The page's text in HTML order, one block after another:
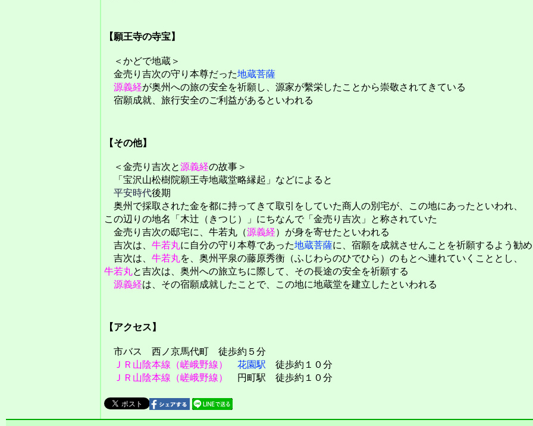
【願王寺の寺宝】
＜かどで地蔵＞
金売り吉次の守り本尊だった地蔵菩薩
源義経が奥州への旅の安全を祈願し、源家が繫栄したことから崇敬されてきている
宿願成就、旅行安全のご利益があるといわれる
【その他】
＜金売り吉次と源義経の故事＞
「宝沢山松樹院願王寺地蔵堂略縁起」などによると
平安時代後期
奥州で採取された金を都に持ってきて取引をしていた商人の別宅が、この地にあったといわれ、
この辺りの地名「木辻（きつじ）」にちなんで「金売り吉次」と称されていた
金売り吉次の邸宅に、牛若丸（源義経）が身を寄せたといわれる
吉次は、 牛若丸に自分の守り本尊であった地蔵菩薩に、宿願を成就させんことを祈願するよう勧
吉次は、 牛若丸を、奥州平泉の藤原秀衡（ふじわらのひでひら）のもとへ連れていくこととし、
牛若丸と吉次は、奥州への旅立ちに際して、その長途の安全を祈願する
源義経は、その宿願成就したことで、この地に地蔵堂を建立したといわれる
【アクセス】
市バス 西ノ京馬代町 徒歩約５分
ＪＲ山陰本線（嵯峨野線）
花園駅 徒歩約１０分
ＪＲ山陰本線（嵯峨野線）
円町駅 徒歩約１０分